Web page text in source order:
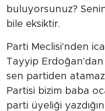
buluyorsunuz?
bile eksiktir.
Parti Meclisi'nden
Tayyip Erdoğan'dan
sen partiden
Partisi bizim baba
parti üyeliği